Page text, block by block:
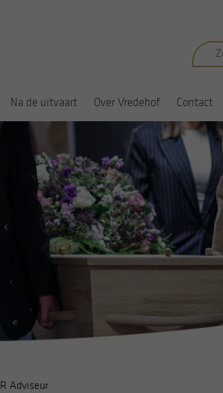
Zoek
naar:
Na de uitvaart Over Vredehof Contact
Adviseur